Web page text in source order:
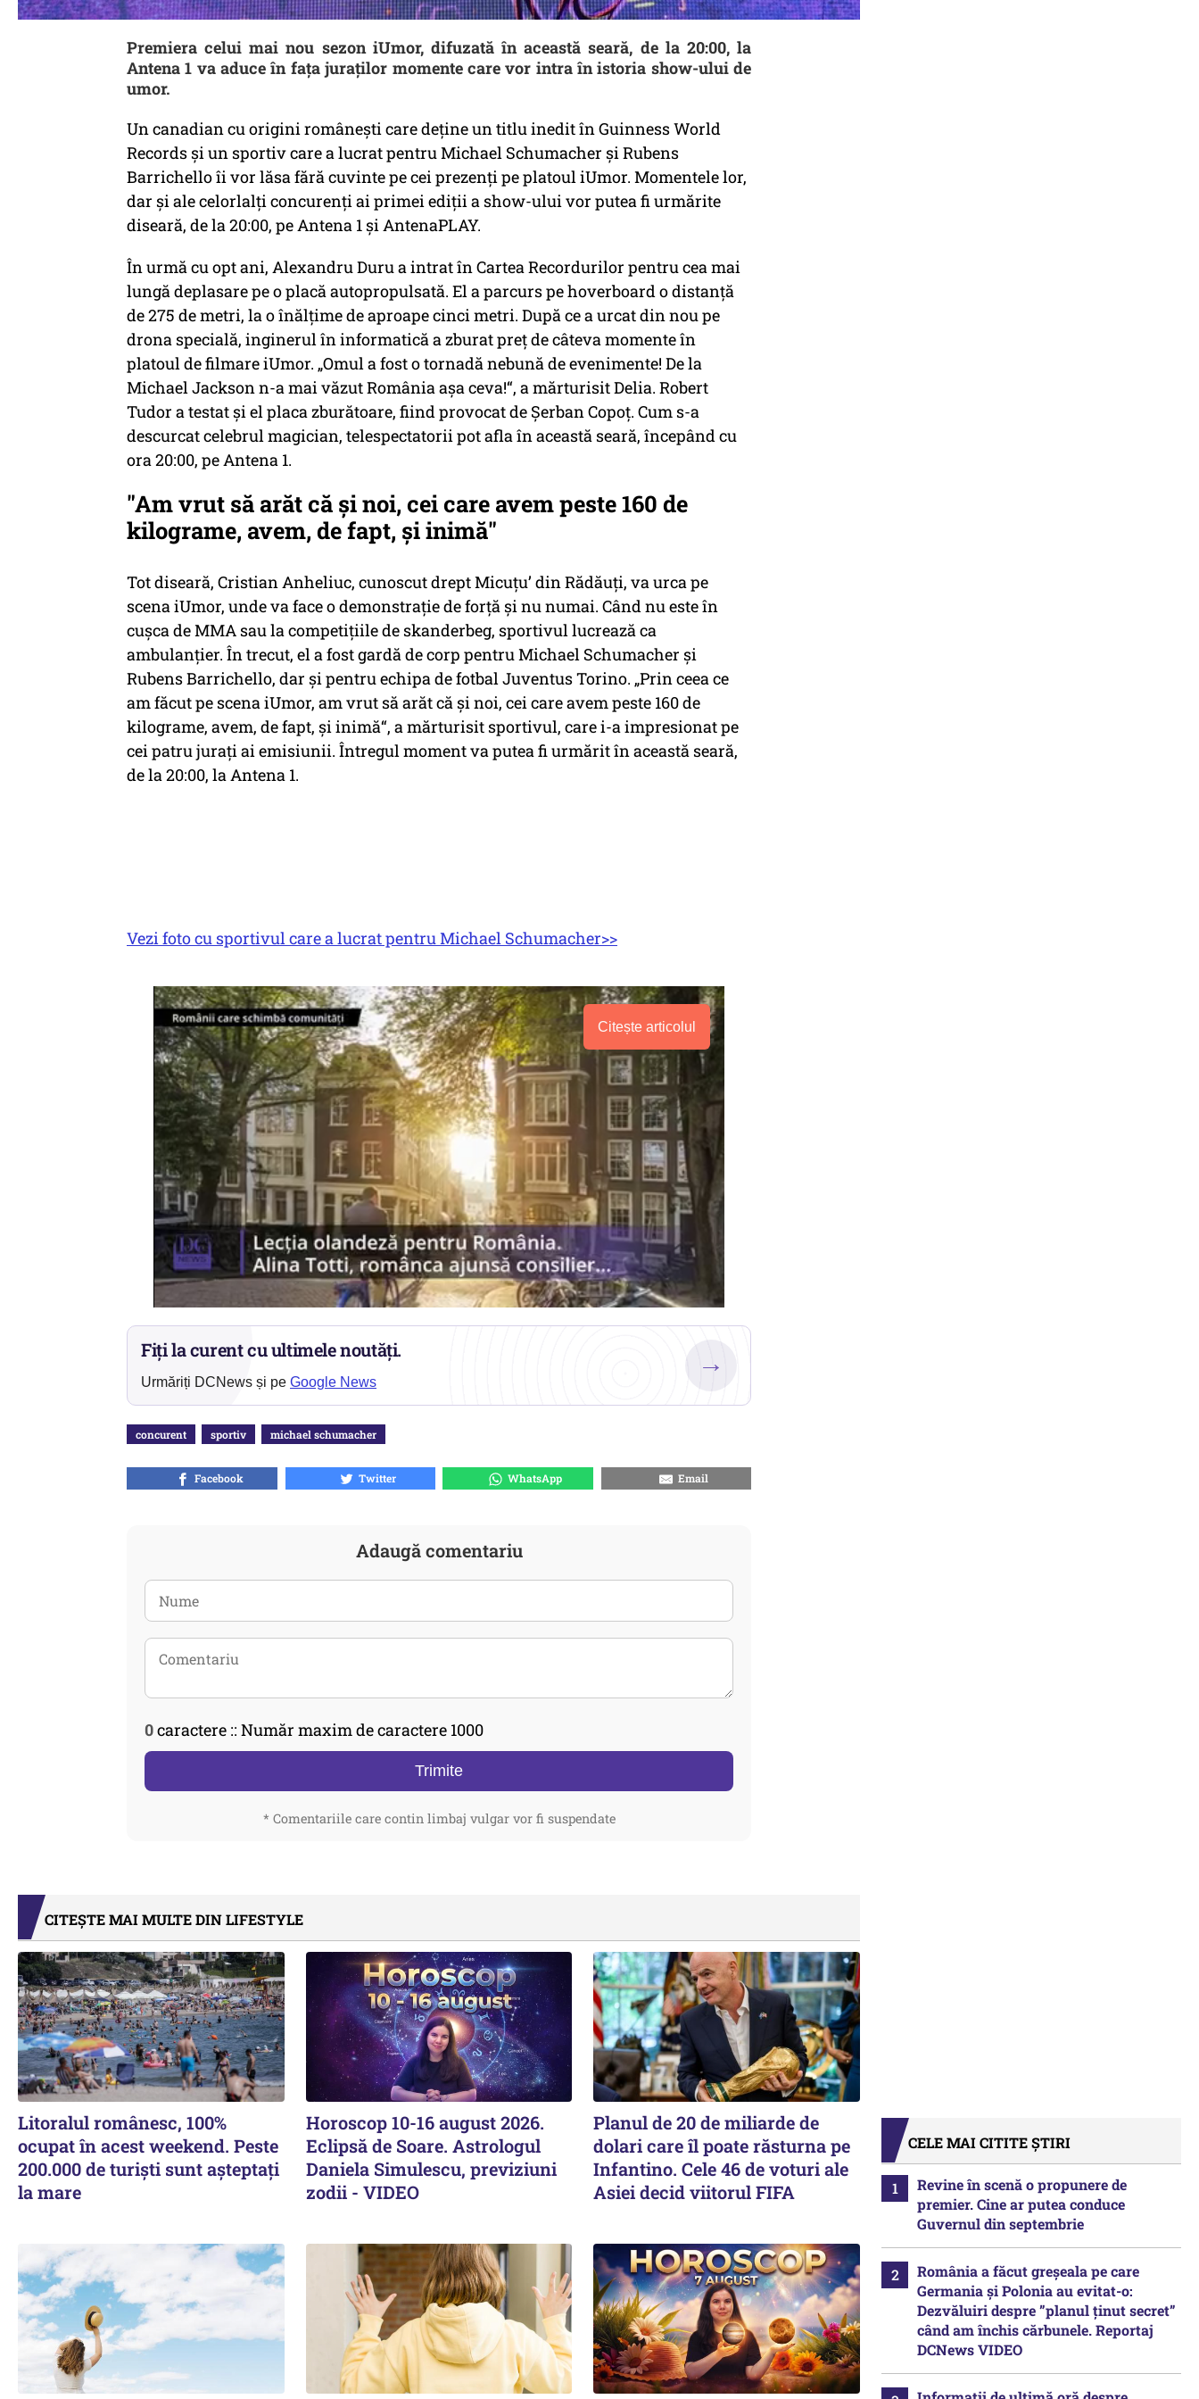
Premiera celui mai nou sezon iUmor, difuzată în această seară, de la 20:00, la
Antena 1 va aduce în faţa juraţilor momente care vor intra în istoria show-ului de
umor.
Un canadian cu origini românești care deține un titlu inedit în Guinness World
Records și un sportiv care a lucrat pentru Michael Schumacher și Rubens
Barrichello îi vor lăsa fără cuvinte pe cei prezenţi pe platoul iUmor. Momentele lor,
dar şi ale celorlalţi concurenţi ai primei ediţii a show-ului vor putea fi urmărite
diseară, de la 20:00, pe Antena 1 și AntenaPLAY.
În urmă cu opt ani, Alexandru Duru a intrat în Cartea Recordurilor pentru cea mai
lungă deplasare pe o placă autopropulsată. El a parcurs pe hoverboard o distanță
de 275 de metri, la o înălțime de aproape cinci metri. După ce a urcat din nou pe
drona specială, inginerul în informatică a zburat preț de câteva momente în
platoul de filmare iUmor. „Omul a fost o tornadă nebună de evenimente! De la
Michael Jackson n-a mai văzut România așa ceva!“, a mărturisit Delia. Robert
Tudor a testat şi el placa zburătoare, fiind provocat de Șerban Copoț. Cum s-a
descurcat celebrul magician, telespectatorii pot afla în această seară, începând cu
ora 20:00, pe Antena 1.
"Am vrut să arăt că și noi, cei care avem peste 160 de
kilograme, avem, de fapt, și inimă"
Tot diseară, Cristian Anheliuc, cunoscut drept Micuțu’ din Rădăuți, va urca pe
scena iUmor, unde va face o demonstrație de forță și nu numai. Când nu este în
cușca de MMA sau la competițiile de skanderbeg, sportivul lucrează ca
ambulanțier. În trecut, el a fost gardă de corp pentru Michael Schumacher și
Rubens Barrichello, dar și pentru echipa de fotbal Juventus Torino. „Prin ceea ce
am făcut pe scena iUmor, am vrut să arăt că și noi, cei care avem peste 160 de
kilograme, avem, de fapt, și inimă“, a mărturisit sportivul, care i-a impresionat pe
cei patru jurați ai emisiunii. Întregul moment va putea fi urmărit în această seară,
de la 20:00, la Antena 1.
Vezi foto cu sportivul care a lucrat pentru Michael Schumacher>>
Citește articolul
Fiți la curent cu ultimele noutăți.
Urmăriți DCNews și pe Google News
→
concurent sportiv michael schumacher
Facebook Twitter WhatsApp Email
Adaugă comentariu
0caractere :: Număr maxim de caractere 1000
Trimite
* Comentariile care contin limbaj vulgar vor fi suspendate
CITEȘTE MAI MULTE DIN LIFESTYLE
Litoralul românesc, 100%
ocupat în acest weekend. Peste
200.000 de turiști sunt așteptați
la mare
Horoscop 10-16 august 2026.
Eclipsă de Soare. Astrologul
Daniela Simulescu, previziuni
zodii - VIDEO
Planul de 20 de miliarde de
dolari care îl poate răsturna pe
Infantino. Cele 46 de voturi ale
Asiei decid viitorul FIFA
CELE MAI CITITE ȘTIRI
Revine în scenă o propunere de
premier. Cine ar putea conduce
Guvernul din septembrie
România a făcut greșeala pe care
Germania și Polonia au evitat-o:
Dezvăluiri despre ”planul ținut secret”
când am închis cărbunele. Reportaj
DCNews VIDEO